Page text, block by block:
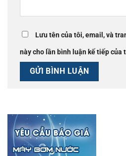
Lưu tên của tôi, email, và
này cho lần bình luận kế tiếp của